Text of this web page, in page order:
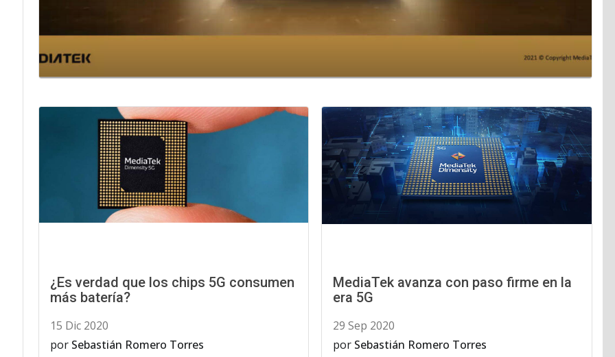
¿Es verdad que los chips 5G consumen
más batería?
15 Dic 2020
por Sebastián Romero Torres
MediaTek avanza con paso firme en la
era 5G
29 Sep 2020
por Sebastián Romero Torres